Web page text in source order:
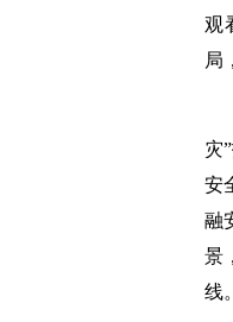
观
局
灾
安
融
景
线。